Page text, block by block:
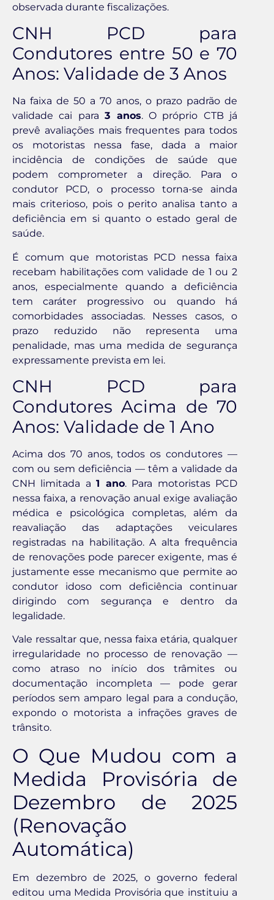
observada durante fiscalizações.
CNH PCD para
Condutores entre 50 e 70
Anos: Validade de 3 Anos
Na faixa de 50 a 70 anos, o prazo padrão de
validade cai para3 anos. O próprio CTB já
prevê avaliações mais frequentes para todos
os motoristas nessa fase, dada a maior
incidência de condições de saúde que
podem comprometer a direção. Para o
condutor PCD, o processo torna-se ainda
mais criterioso, pois o perito analisa tanto a
deficiência em si quanto o estado geral de
saúde.
É comum que motoristas PCD nessa faixa
recebam habilitações com validade de 1 ou 2
anos, especialmente quando a deficiência
tem caráter progressivo ou quando há
comorbidades associadas. Nesses casos, o
prazo reduzido não representa uma
penalidade, mas uma medida de segurança
expressamente prevista em lei.
CNH PCD para
Condutores Acima de 70
Anos: Validade de 1 Ano
Acima dos 70 anos, todos os condutores —
com ou sem deficiência — têm a validade da
CNH limitada a1 ano. Para motoristas PCD
nessa faixa, a renovação anual exige avaliação
médica e psicológica completas, além da
reavaliação das adaptações veiculares
registradas na habilitação. A alta frequência
de renovações pode parecer exigente, mas é
justamente esse mecanismo que permite ao
condutor idoso com deficiência continuar
dirigindo com segurança e dentro da
legalidade.
Vale ressaltar que, nessa faixa etária, qualquer
irregularidade no processo de renovação —
como atraso no início dos trâmites ou
documentação incompleta — pode gerar
períodos sem amparo legal para a condução,
expondo o motorista a infrações graves de
trânsito.
O Que Mudou com a
Medida Provisória de
Dezembro de 2025
(Renovação
Automática)
Em dezembro de 2025, o governo federal
editou uma Medida Provisória que instituiu a